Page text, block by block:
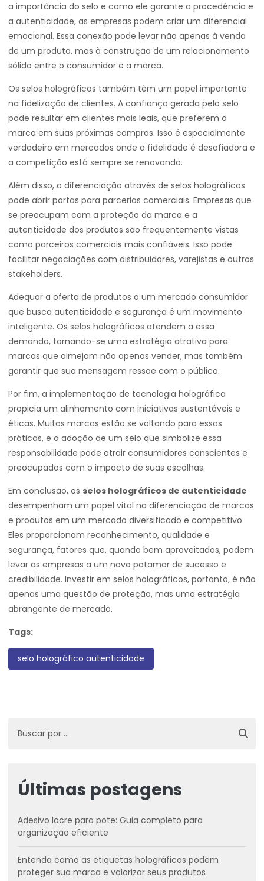
a importância do selo e como ele garante a procedência e
a autenticidade, as empresas podem criar um diferencial
emocional. Essa conexão pode levar não apenas à venda
de um produto, mas à construção de um relacionamento
sólido entre o consumidor e a marca.
Os selos holográficos também têm um papel importante
na fidelização de clientes. A confiança gerada pelo selo
pode resultar em clientes mais leais, que preferem a
marca em suas próximas compras. Isso é especialmente
verdadeiro em mercados onde a fidelidade é desafiadora e
a competição está sempre se renovando.
Além disso, a diferenciação através de selos holográficos
pode abrir portas para parcerias comerciais. Empresas que
se preocupam com a proteção da marca e a
autenticidade dos produtos são frequentemente vistas
como parceiros comerciais mais confiáveis. Isso pode
facilitar negociações com distribuidores, varejistas e outros
stakeholders.
Adequar a oferta de produtos a um mercado consumidor
que busca autenticidade e segurança é um movimento
inteligente. Os selos holográficos atendem a essa
demanda, tornando-se uma estratégia atrativa para
marcas que almejam não apenas vender, mas também
garantir que sua mensagem ressoe com o público.
Por fim, a implementação de tecnologia holográfica
propicia um alinhamento com iniciativas sustentáveis e
éticas. Muitas marcas estão se voltando para essas
práticas, e a adoção de um selo que simbolize essa
responsabilidade pode atrair consumidores conscientes e
preocupados com o impacto de suas escolhas.
Em conclusão, os selos holográficos de autenticidade
desempenham um papel vital na diferenciação de marcas
e produtos em um mercado diversificado e competitivo.
Eles proporcionam reconhecimento, qualidade e
segurança, fatores que, quando bem aproveitados, podem
levar as empresas a um novo patamar de sucesso e
credibilidade. Investir em selos holográficos, portanto, é não
apenas uma questão de proteção, mas uma estratégia
abrangente de mercado.
Tags:
selo holográfico autenticidade
Últimas postagens
Adesivo lacre para pote: Guia completo para
organização eficiente
Entenda como as etiquetas holográficas podem
proteger sua marca e valorizar seus produtos